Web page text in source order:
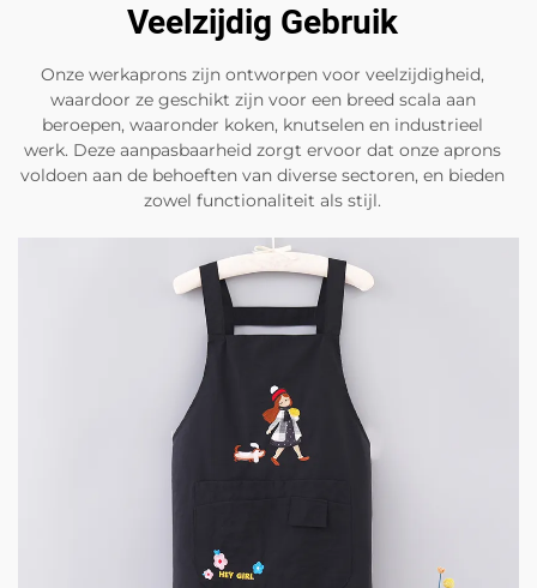
Veelzijdig Gebruik
Onze werkaprons zijn ontworpen voor veelzijdigheid,
waardoor ze geschikt zijn voor een breed scala aan
beroepen, waaronder koken, knutselen en industrieel
werk. Deze aanpasbaarheid zorgt ervoor dat onze aprons
voldoen aan de behoeften van diverse sectoren, en bieden
zowel functionaliteit als stijl.